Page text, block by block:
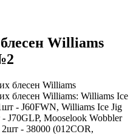
Williams
блесен Williams
блесен Williams: Williams Ice
- J60FWN, Williams Ice Jig
J70GLP, Mooselook Wobbler
2шт - 38000 (012COR,